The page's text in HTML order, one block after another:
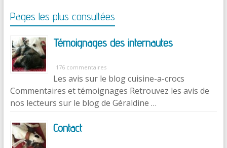
Pages les plus consultées
Témoignages des internautes
176 commentaires
Les avis sur le blog cuisine-a-crocs
Commentaires et témoignages Retrouvez les avis de
nos lecteurs sur le blog de Géraldine …
Contact